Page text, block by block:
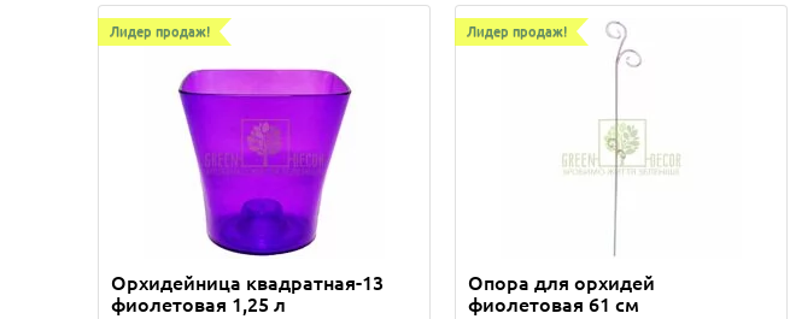
Лидер продаж!
Орхидейница квадратная-13
фиолетовая 1,25 л
Лидер продаж!
Опора для орхидей
фиолетовая 61 см